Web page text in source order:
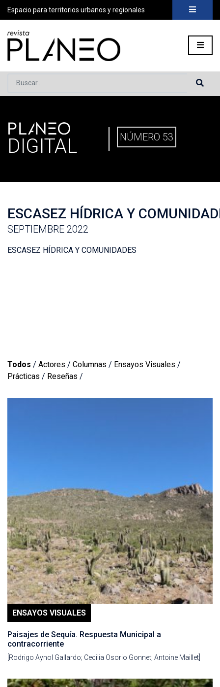
Espacio para territorios urbanos y regionales
Buscar...
PORTADA »PLANEO DIGITAL »PLANEO 53 | ESCASEZ
PLANEO
DIGITAL
NÚMERO 53
ESCASEZ HÍDRICA Y
SEPTIEMBRE 2022
ESCASEZ HÍDRICA Y COMUNIDADES
Todos / Actores / Columnas / Ensayos Visuales /
Prácticas / Reseñas /
ENSAYOS VISUALES
Paisajes de Sequía. Respuesta Municipal a
contracorriente
[Rodrigo Aynol Gallardo; Cecilia Osorio Gonnet; Antoine Maillet]